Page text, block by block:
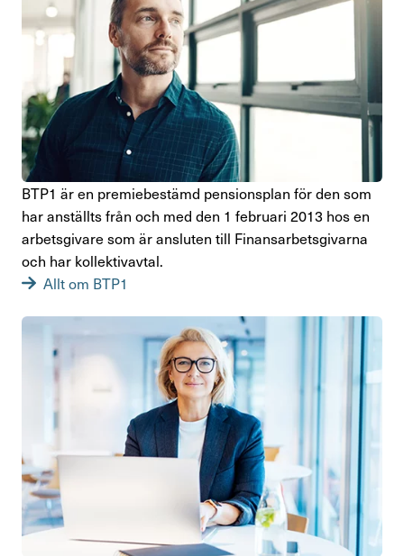
BTP1 är en premie­be­stämd pensions­plan för den som
har anställts från och med den 1 februari 2013 hos en
arbets­gi­vare som är ansluten till Finans­ar­bets­gi­varna
och har kollek­tivavtal.
Allt om BTP1